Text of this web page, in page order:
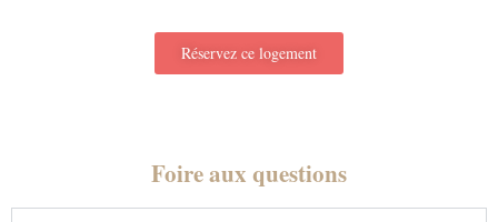
Réservez ce logement
Foire aux questions